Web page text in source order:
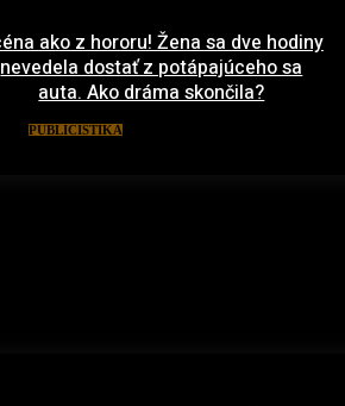
ako z hororu! Žena sa dve hodiny
nevedela dostať z potápajúceho sa
auta. Ako dráma skončila?
PUBLICISTIKA